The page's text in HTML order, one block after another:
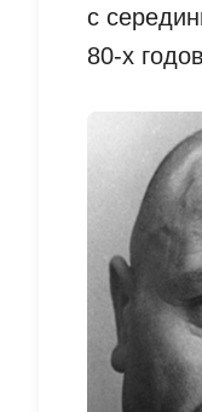
с
80-х